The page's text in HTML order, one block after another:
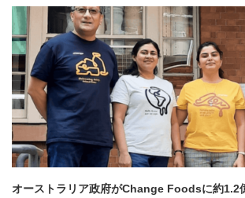
オーストラリア政府がChange Foodsに約1.2